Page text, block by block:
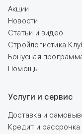
Акции
Новости
Статьи и видео
Стройлогистика
Бонусная
Помощь
Услуги и сервис
Доставка и
Кредит и рассрочка